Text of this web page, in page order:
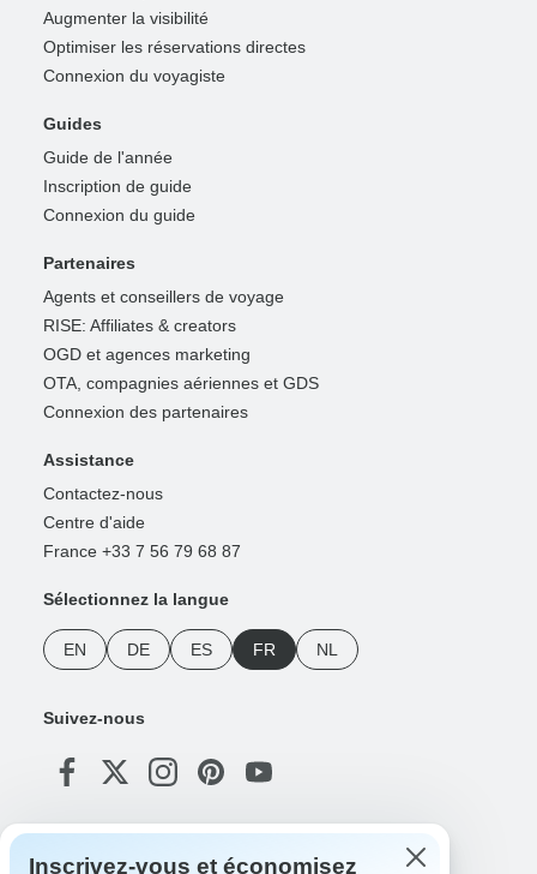
Augmenter la visibilité
Optimiser les réservations directes
Connexion du voyagiste
Guides
Guide de l'année
Inscription de guide
Connexion du guide
Partenaires
Agents et conseillers de voyage
RISE: Affiliates & creators
OGD et agences marketing
OTA, compagnies aériennes et GDS
Connexion des partenaires
Assistance
Contactez-nous
Centre d'aide
France +33 7 56 79 68 87
Sélectionnez la langue
EN DE ES FR NL
Suivez-nous
Inscrivez-vous et économisez